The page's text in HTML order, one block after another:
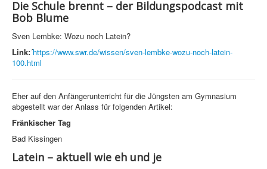
Die Schule brennt – der Bildungspodcast mit
Bob Blume
Sven Lembke: Wozu noch Latein?
Link:´https://www.swr.de/wissen/sven-lembke-wozu-noch-latein-
100.html
Eher auf den Anfängerunterricht für die Jüngsten am Gymnasium
abgestellt war der Anlass für folgenden Artikel:
Fränkischer Tag
Bad Kissingen
Latein – aktuell wie eh und je